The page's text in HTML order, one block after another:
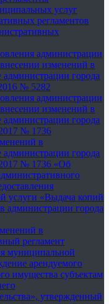
услуг
регламентов
администрации
изменений в
администрации города
№ 5282
администрации
изменений в
администрации города
№ 1736
в
администрации города
№ 1736 «Об
услуги «Выдача копий
администрации города
в
регламент
муниципальной
арендуемого
имущества субъектам
утвержденный